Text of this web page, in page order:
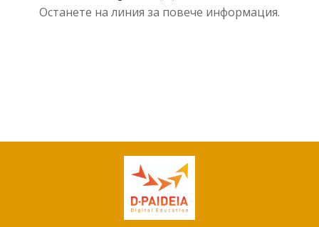
LITERATURE REVIEW
Останете на линия за повече информация.